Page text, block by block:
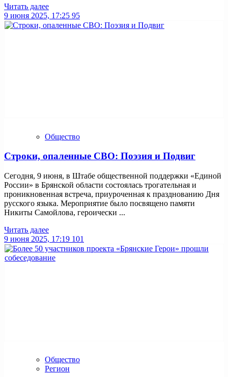
Читать далее
9 июня 2025, 17:25 95
Общество
Строки, опаленные СВО: Поэзия и Подвиг
Сегодня, 9 июня, в Штабе общественной поддержки «Единой
России» в Брянской области состоялась трогательная и
проникновенная встреча, приуроченная к празднованию Дня
русского языка. Мероприятие было посвящено памяти
Никиты Самойлова, героически ...
Читать далее
9 июня 2025, 17:19 101
Общество
Регион